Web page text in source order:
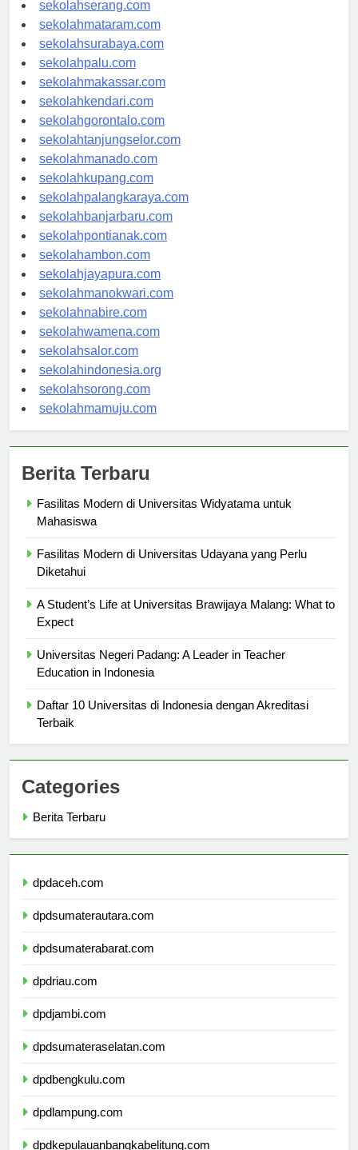
sekolahserang.com
sekolahmataram.com
sekolahsurabaya.com
sekolahpalu.com
sekolahmakassar.com
sekolahkendari.com
sekolahgorontalo.com
sekolahtanjungselor.com
sekolahmanado.com
sekolahkupang.com
sekolahpalangkaraya.com
sekolahbanjarbaru.com
sekolahpontianak.com
sekolahambon.com
sekolahjayapura.com
sekolahmanokwari.com
sekolahnabire.com
sekolahwamena.com
sekolahsalor.com
sekolahindonesia.org
sekolahsorong.com
Fasilitas Modern di Universitas Widyatama untuk
Fasilitas Modern di Universitas Udayana yang Perlu
A Student’s Life at Universitas Brawijaya Malang: What to
Universitas Negeri Padang: A Leader in Teacher
Daftar 10 Universitas di Indonesia dengan Akreditasi
Categories